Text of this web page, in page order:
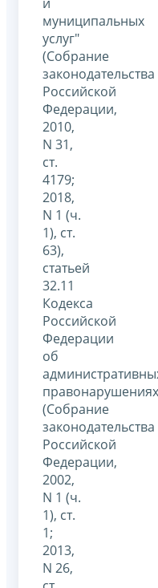
муниципальных
услуг"
(Собрание
законодательства
Российской
Федерации,
2010,
N 31,
ст.
4179;
2018,
N 1 (ч.
1), ст.
63),
статьей
32.11
Кодекса
Российской
Федерации
об
правонарушениях
(Собрание
законодательства
Российской
Федерации,
2002,
N 1 (ч.
1), ст.
1;
2013,
N 26,